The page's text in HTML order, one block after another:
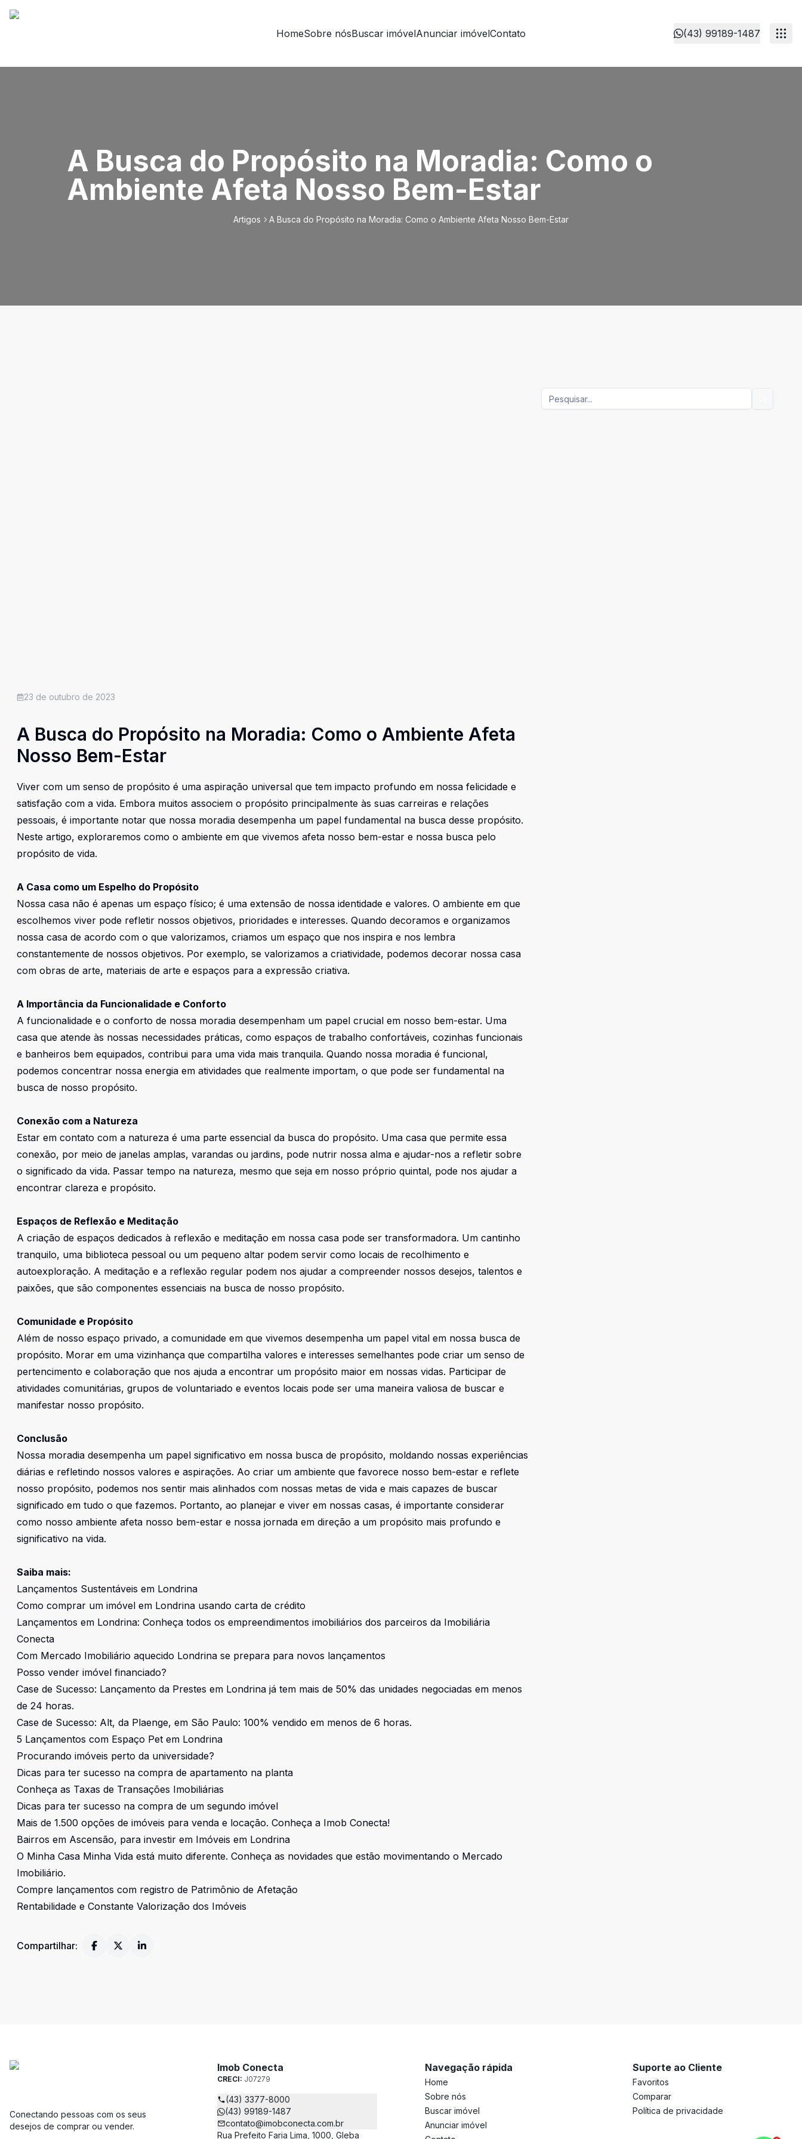
HomeSobre nósBuscar imóvelAnunciar imóvelContato (43) 99189-1487
A Busca do Propósito na Moradia: Como o
Ambiente Afeta Nosso Bem-Estar
Artigos A Busca do Propósito na Moradia: Como o Ambiente Afeta Nosso Bem-Estar
23 de outubro de 2023
A Busca do Propósito na Moradia: Como o Ambiente Afeta
Nosso Bem-Estar
Viver com um senso de propósito é uma aspiração universal que tem impacto profundo em nossa felicidade e
satisfação com a vida. Embora muitos associem o propósito principalmente às suas carreiras e relações
pessoais, é importante notar que nossa moradia desempenha um papel fundamental na busca desse propósito.
Neste artigo, exploraremos como o ambiente em que vivemos afeta nosso bem-estar e nossa busca pelo
propósito de vida.
A Casa como um Espelho do Propósito
Nossa casa não é apenas um espaço físico; é uma extensão de nossa identidade e valores. O ambiente em que
escolhemos viver pode refletir nossos objetivos, prioridades e interesses. Quando decoramos e organizamos
nossa casa de acordo com o que valorizamos, criamos um espaço que nos inspira e nos lembra
constantemente de nossos objetivos. Por exemplo, se valorizamos a criatividade, podemos decorar nossa casa
com obras de arte, materiais de arte e espaços para a expressão criativa.
A Importância da Funcionalidade e Conforto
A funcionalidade e o conforto de nossa moradia desempenham um papel crucial em nosso bem-estar. Uma
casa que atende às nossas necessidades práticas, como espaços de trabalho confortáveis, cozinhas funcionais
e banheiros bem equipados, contribui para uma vida mais tranquila. Quando nossa moradia é funcional,
podemos concentrar nossa energia em atividades que realmente importam, o que pode ser fundamental na
busca de nosso propósito.
Conexão com a Natureza
Estar em contato com a natureza é uma parte essencial da busca do propósito. Uma casa que permite essa
conexão, por meio de janelas amplas, varandas ou jardins, pode nutrir nossa alma e ajudar-nos a refletir sobre
o significado da vida. Passar tempo na natureza, mesmo que seja em nosso próprio quintal, pode nos ajudar a
encontrar clareza e propósito.
Espaços de Reflexão e Meditação
A criação de espaços dedicados à reflexão e meditação em nossa casa pode ser transformadora. Um cantinho
tranquilo, uma biblioteca pessoal ou um pequeno altar podem servir como locais de recolhimento e
autoexploração. A meditação e a reflexão regular podem nos ajudar a compreender nossos desejos, talentos e
paixões, que são componentes essenciais na busca de nosso propósito.
Comunidade e Propósito
Além de nosso espaço privado, a comunidade em que vivemos desempenha um papel vital em nossa busca de
propósito. Morar em uma vizinhança que compartilha valores e interesses semelhantes pode criar um senso de
pertencimento e colaboração que nos ajuda a encontrar um propósito maior em nossas vidas. Participar de
atividades comunitárias, grupos de voluntariado e eventos locais pode ser uma maneira valiosa de buscar e
manifestar nosso propósito.
Conclusão
Nossa moradia desempenha um papel significativo em nossa busca de propósito, moldando nossas experiências
diárias e refletindo nossos valores e aspirações. Ao criar um ambiente que favorece nosso bem-estar e reflete
nosso propósito, podemos nos sentir mais alinhados com nossas metas de vida e mais capazes de buscar
significado em tudo o que fazemos. Portanto, ao planejar e viver em nossas casas, é importante considerar
como nosso ambiente afeta nosso bem-estar e nossa jornada em direção a um propósito mais profundo e
significativo na vida.
Saiba mais:
Lançamentos Sustentáveis em Londrina
Como comprar um imóvel em Londrina usando carta de crédito
Lançamentos em Londrina: Conheça todos os empreendimentos imobiliários dos parceiros da Imobiliária
Conecta
Com Mercado Imobiliário aquecido Londrina se prepara para novos lançamentos
Posso vender imóvel financiado?
Case de Sucesso: Lançamento da Prestes em Londrina já tem mais de 50% das unidades negociadas em menos
de 24 horas.
Case de Sucesso: Alt, da Plaenge, em São Paulo: 100% vendido em menos de 6 horas.
5 Lançamentos com Espaço Pet em Londrina
Procurando imóveis perto da universidade?
Dicas para ter sucesso na compra de apartamento na planta
Conheça as Taxas de Transações Imobiliárias
Dicas para ter sucesso na compra de um segundo imóvel
Mais de 1.500 opções de imóveis para venda e locação. Conheça a Imob Conecta!
Bairros em Ascensão, para investir em Imóveis em Londrina
O Minha Casa Minha Vida está muito diferente. Conheça as novidades que estão movimentando o Mercado
Imobiliário.
Compre lançamentos com registro de Patrimônio de Afetação
Rentabilidade e Constante Valorização dos Imóveis
Compartilhar:
Conectando pessoas com os seus
desejos de comprar ou vender.
Imob Conecta
CRECI: J07279
(43) 3377-8000
(43) 99189-1487
contato@imobconecta.com.br
Rua Prefeito Faria Lima, 1000, Gleba
Navegação rápida
Home
Sobre nós
Buscar imóvel
Anunciar imóvel
Suporte ao Cliente
Favoritos
Comparar
Política de privacidade